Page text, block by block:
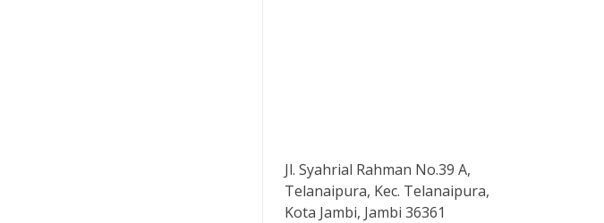
Jl. Syahrial Rahman No.39 A,
Telanaipura, Kec. Telanaipura,
Kota Jambi, Jambi 36361